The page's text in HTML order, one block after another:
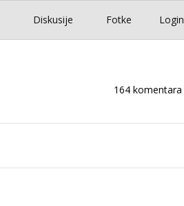
Login
Diskusije Fotke
164 komentara